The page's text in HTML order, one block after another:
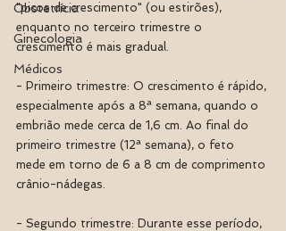
Obstetrícia
Ginecologia
Médicos
"picos de crescimento" (ou estirões),
enquanto no terceiro trimestre o
crescimento é mais gradual.
- Primeiro trimestre: O crescimento é rápido,
especialmente após a 8ª semana, quando o
embrião mede cerca de 1,6 cm. Ao final do
primeiro trimestre (12ª semana), o feto
mede em torno de 6 a 8 cm de comprimento
crânio-nádegas.
- Segundo trimestre: Durante esse período,